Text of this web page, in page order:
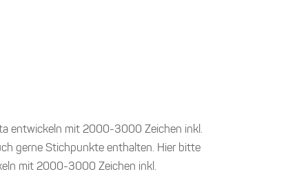
entwickeln mit 2000-3000 Zeichen inkl.
gerne Stichpunkte enthalten. Hier bitte
mit 2000-3000 Zeichen inkl.